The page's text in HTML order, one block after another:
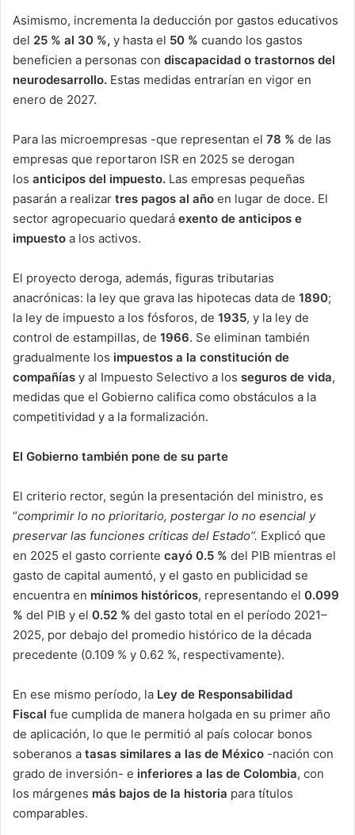
Asimismo, incrementa la deducción por gastos educativos
del 25 % al 30 %, y hasta el 50 % cuando los gastos
beneficien a personas con discapacidad o trastornos del
neurodesarrollo. Estas medidas entrarían en vigor en
enero de 2027.
Para las microempresas -que representan el 78 % de las
empresas que reportaron ISR en 2025 se derogan
los anticipos del impuesto. Las empresas pequeñas
pasarán a realizar tres pagos al año en lugar de doce. El
sector agropecuario quedará exento de anticipos e
impuesto a los activos.
El proyecto deroga, además, figuras tributarias
anacrónicas: la ley que grava las hipotecas data de 1890;
la ley de impuesto a los fósforos, de 1935, y la ley de
control de estampillas, de 1966. Se eliminan también
gradualmente los impuestos a la constitución de
compañías y al Impuesto Selectivo a los seguros de vida,
medidas que el Gobierno califica como obstáculos a la
competitividad y a la formalización.
El Gobierno también pone de su parte
El criterio rector, según la presentación del ministro, es
“comprimir lo no prioritario, postergar lo no esencial y
preservar las funciones críticas del Estado”. Explicó que
en 2025 el gasto corriente cayó 0.5 % del PIB mientras el
gasto de capital aumentó, y el gasto en publicidad se
encuentra en mínimos históricos, representando el 0.099
% del PIB y el 0.52 % del gasto total en el período 2021–
2025, por debajo del promedio histórico de la década
precedente (0.109 % y 0.62 %, respectivamente).
En ese mismo período, la Ley de Responsabilidad
Fiscal fue cumplida de manera holgada en su primer año
de aplicación, lo que le permitió al país colocar bonos
soberanos a tasas similares a las de México -nación con
grado de inversión- e inferiores a las de Colombia, con
los márgenes más bajos de la historia para títulos
comparables.